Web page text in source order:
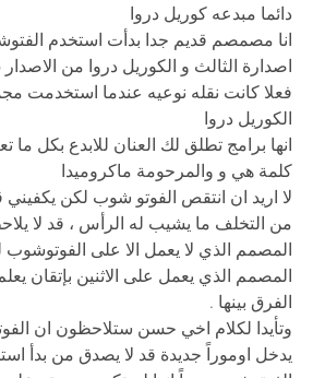
دائما مبدعه كوريل دروا
انا مصمصم قديم جدا بدأت استخدم
اصدارة الثالث و الكوريل دروا من الاصدار 6
فعلا كانت نقله نوعيه عندما استخدمت
الكوريل دروا
انها برامج تطلق لك العنان للابدع بكل ما
كلمة هي و والمرحومة ماكروميدا
لا اريد ان انتقص الفوتو شوب لكن يكفيني
من التخلف ما يشيب له الرأس ، قد لا
المصمم الذي لا يعمل الا على
المصمم الذي يعمل على الاثنين بإتقان
الفرق بينها .
وتأيدا لكلام اخي حسن ستلاحظون ان
يدخل اوموراً جديدة قد لا يصدق من بدأ